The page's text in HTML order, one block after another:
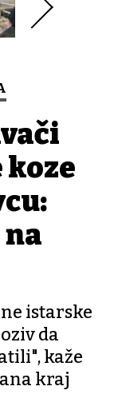
istarske
da
kaže
kraj